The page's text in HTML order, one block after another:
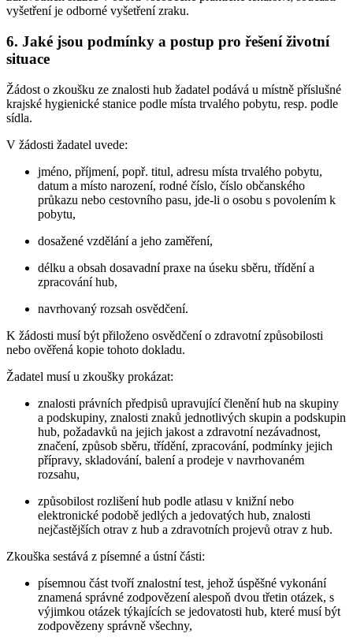
vyšetření je odborné vyšetření zraku.
6. Jaké jsou podmínky a postup pro řešení životní
situace
Žádost o zkoušku ze znalosti hub žadatel podává u místně příslušné
krajské hygienické stanice podle místa trvalého pobytu, resp. podle
sídla.
V žádosti žadatel uvede:
jméno, příjmení, popř. titul, adresu místa trvalého pobytu,
datum a místo narození, rodné číslo, číslo občanského
průkazu nebo cestovního pasu, jde-li o osobu s povolením k
pobytu,
dosažené vzdělání a jeho zaměření,
délku a obsah dosavadní praxe na úseku sběru, třídění a
zpracování hub,
navrhovaný rozsah osvědčení.
K žádosti musí být přiloženo osvědčení o zdravotní způsobilosti
nebo ověřená kopie tohoto dokladu.
Žadatel musí u zkoušky prokázat:
znalosti právních předpisů upravující členění hub na skupiny
a podskupiny, znalosti znaků jednotlivých skupin a podskupin
hub, požadavků na jejich jakost a zdravotní nezávadnost,
značení, způsob sběru, třídění, zpracování, podmínky jejich
přípravy, skladování, balení a prodeje v navrhovaném
rozsahu,
způsobilost rozlišení hub podle atlasu v knižní nebo
elektronické podobě jedlých a jedovatých hub, znalosti
nejčastějších otrav z hub a zdravotních projevů otrav z hub.
Zkouška sestává z písemné a ústní části:
písemnou část tvoří znalostní test, jehož úspěšné vykonání
znamená správné zodpovězení alespoň dvou třetin otázek, s
výjimkou otázek týkajících se jedovatosti hub, které musí být
zodpovězeny správně všechny,